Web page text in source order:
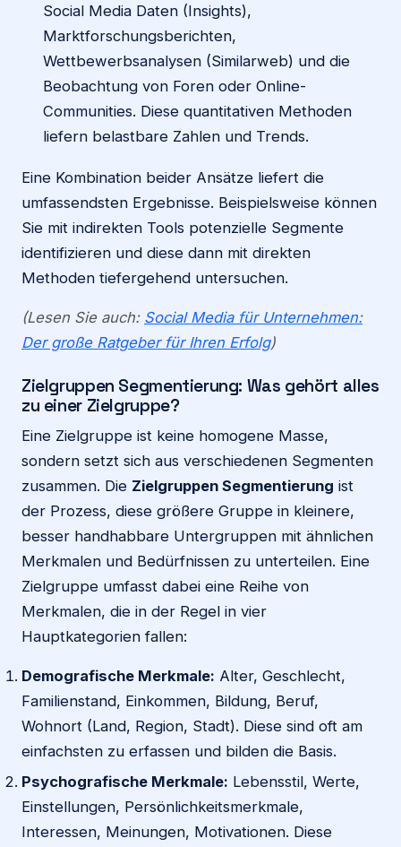
Social Media Daten (Insights),
Marktforschungsberichten,
Wettbewerbsanalysen (Similarweb) und die
Beobachtung von Foren oder Online-
Communities. Diese quantitativen Methoden
liefern belastbare Zahlen und Trends.
Eine Kombination beider Ansätze liefert die
umfassendsten Ergebnisse. Beispielsweise können
Sie mit indirekten Tools potenzielle Segmente
identifizieren und diese dann mit direkten
Methoden tiefergehend untersuchen.
(Lesen Sie auch: Social Media für Unternehmen:
Der große Ratgeber für Ihren Erfolg)
Zielgruppen Segmentierung: Was gehört alles
zu einer Zielgruppe?
Eine Zielgruppe ist keine homogene Masse,
sondern setzt sich aus verschiedenen Segmenten
zusammen. Die Zielgruppen Segmentierung ist
der Prozess, diese größere Gruppe in kleinere,
besser handhabbare Untergruppen mit ähnlichen
Merkmalen und Bedürfnissen zu unterteilen. Eine
Zielgruppe umfasst dabei eine Reihe von
Merkmalen, die in der Regel in vier
Hauptkategorien fallen:
Demografische Merkmale: Alter, Geschlecht,
Familienstand, Einkommen, Bildung, Beruf,
Wohnort (Land, Region, Stadt). Diese sind oft am
einfachsten zu erfassen und bilden die Basis.
Psychografische Merkmale: Lebensstil, Werte,
Einstellungen, Persönlichkeitsmerkmale,
Interessen, Meinungen, Motivationen. Diese